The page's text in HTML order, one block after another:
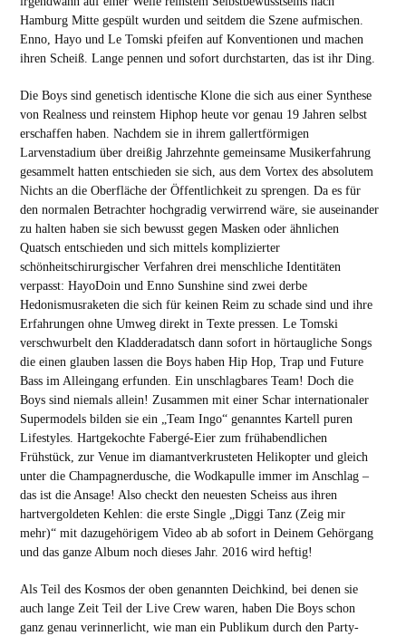
Hamburg Mitte gespült wurden und seitdem die Szene aufmischen.
Enno, Hayo und Le Tomski pfeifen auf Konventionen und machen
ihren Scheiß. Lange pennen und sofort durchstarten, das ist ihr Ding.
Die Boys sind genetisch identische Klone die sich aus einer Synthese
von Realness und reinstem Hiphop heute vor genau 19 Jahren selbst
erschaffen haben. Nachdem sie in ihrem gallertförmigen
Larvenstadium über dreißig Jahrzehnte gemeinsame Musikerfahrung
gesammelt hatten entschieden sie sich, aus dem Vortex des absolutem
Nichts an die Oberfläche der Öffentlichkeit zu sprengen. Da es für
den normalen Betrachter hochgradig verwirrend wäre, sie auseinander
zu halten haben sie sich bewusst gegen Masken oder ähnlichen
Quatsch entschieden und sich mittels komplizierter
schönheitschirurgischer Verfahren drei menschliche Identitäten
verpasst: HayoDoin und Enno Sunshine sind zwei derbe
Hedonismusraketen die sich für keinen Reim zu schade sind und ihre
Erfahrungen ohne Umweg direkt in Texte pressen. Le Tomski
verschwurbelt den Kladderadatsch dann sofort in hörtaugliche Songs
die einen glauben lassen die Boys haben Hip Hop, Trap und Future
Bass im Alleingang erfunden. Ein unschlagbares Team! Doch die
Boys sind niemals allein! Zusammen mit einer Schar internationaler
Supermodels bilden sie ein „Team Ingo“ genanntes Kartell puren
Lifestyles. Hartgekochte Fabergé-Eier zum frühabendlichen
Frühstück, zur Venue im diamantverkrusteten Helikopter und gleich
unter die Champagnerdusche, die Wodkapulle immer im Anschlag –
das ist die Ansage! Also checkt den neuesten Scheiss aus ihren
hartvergoldeten Kehlen: die erste Single „Diggi Tanz (Zeig mir
mehr)“ mit dazugehörigem Video ab ab sofort in Deinem Gehörgang
und das ganze Album noch dieses Jahr. 2016 wird heftig!
Als Teil des Kosmos der oben genannten Deichkind, bei denen sie
auch lange Zeit Teil der Live Crew waren, haben Die Boys schon
ganz genau verinnerlicht, wie man ein Publikum durch den Party-